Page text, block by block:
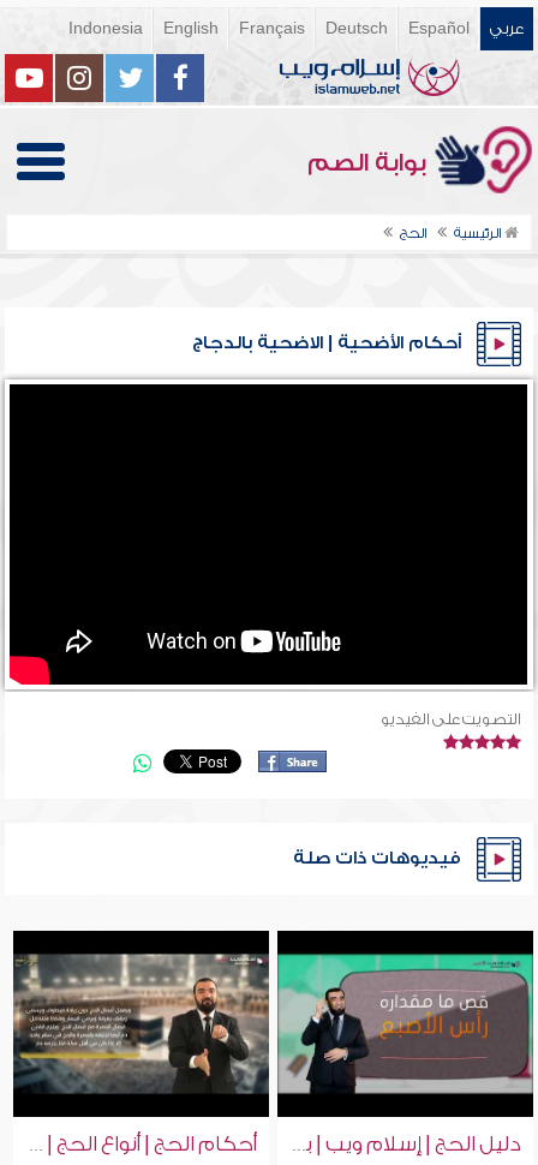
عربي Español
Deutsch
Français
English
Indonesia
بوابة الصم
الرئيسية الحج
أحكام الأضحية | الاضحية بالدجاج
التصويت على الفيديو
فيديوهات ذات صلة
دليل الحج | إسلام ويب | بلغة الإشارة | How to Perform Hajj | in Sign Language أحكام الحج | أنواع الحج | إسلام ويب | للصم بلغة الإشارة